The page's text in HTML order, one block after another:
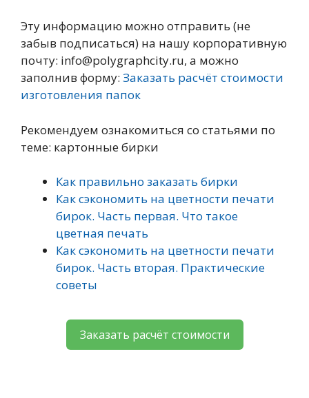
Эту информацию можно отправить (не
забыв подписаться) на нашу корпоративную
почту: info@polygraphcity.ru, а можно
заполнив форму: Заказать расчёт стоимости
изготовления папок
Рекомендуем ознакомиться со статьями по
теме: картонные бирки
Как правильно заказать бирки
Как сэкономить на цветности печати
бирок. Часть первая. Что такое
цветная печать
Как сэкономить на цветности печати
бирок. Часть вторая. Практические
советы
Заказать расчёт стоимости